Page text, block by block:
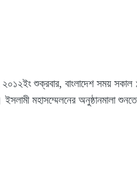
শুক্রবার, বাংলাদেশ সময়
মহাসম্মেলনের অনুষ্ঠানমালা